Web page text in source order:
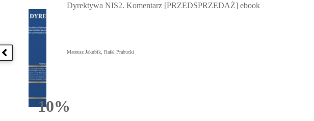
Poprzednia książka
10%Rabatu
Dyrektywa NIS2. Komentarz [PRZEDSPRZEDAŻ] ebook
Mateusz Jakubik, Rafał Prabucki